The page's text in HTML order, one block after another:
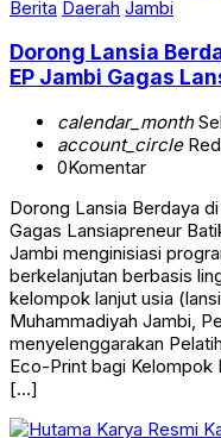
EP Jambi Gagas
account_circle
0Komentar
Gagas Lansiapreneur
Jambi menginisiasi
berkelanjutan berbasis
kelompok lanjut usia
Muhammadiyah Jambi,
menyelenggarakan
Eco-Print bagi Kelompok
[…]